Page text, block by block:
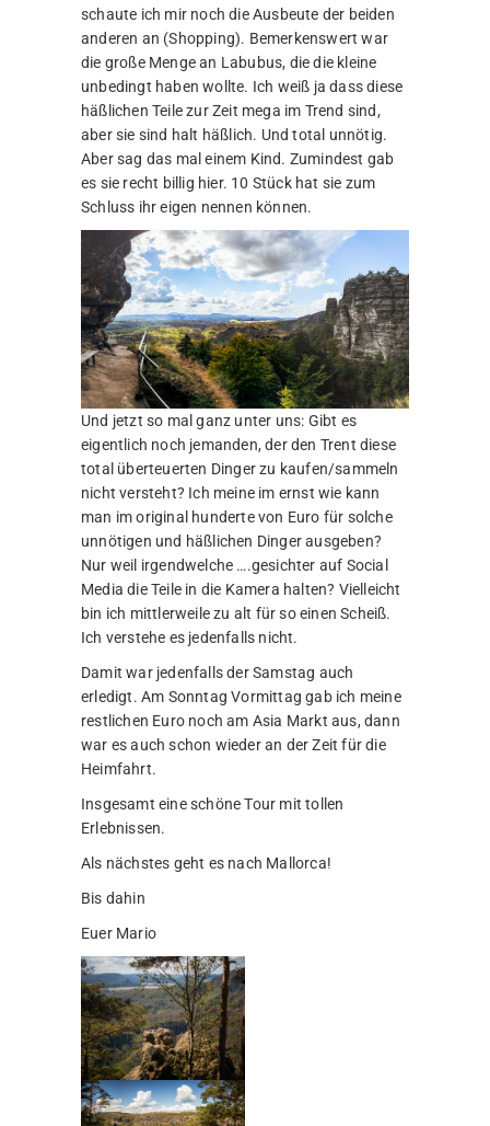
schaute ich mir noch die Ausbeute der beiden
anderen an (Shopping). Bemerkenswert war
die große Menge an Labubus, die die kleine
unbedingt haben wollte. Ich weiß ja dass diese
häßlichen Teile zur Zeit mega im Trend sind,
aber sie sind halt häßlich. Und total unnötig.
Aber sag das mal einem Kind. Zumindest gab
es sie recht billig hier. 10 Stück hat sie zum
Schluss ihr eigen nennen können.
Und jetzt so mal ganz unter uns: Gibt es
eigentlich noch jemanden, der den Trent diese
total überteuerten Dinger zu kaufen/sammeln
nicht versteht? Ich meine im ernst wie kann
man im original hunderte von Euro für solche
unnötigen und häßlichen Dinger ausgeben?
Nur weil irgendwelche ….gesichter auf Social
Media die Teile in die Kamera halten? Vielleicht
bin ich mittlerweile zu alt für so einen Scheiß.
Ich verstehe es jedenfalls nicht.
Damit war jedenfalls der Samstag auch
erledigt. Am Sonntag Vormittag gab ich meine
restlichen Euro noch am Asia Markt aus, dann
war es auch schon wieder an der Zeit für die
Heimfahrt.
Insgesamt eine schöne Tour mit tollen
Erlebnissen.
Als nächstes geht es nach Mallorca!
Bis dahin
Euer Mario